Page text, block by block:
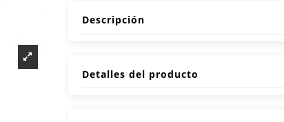
Descripción
Detalles del producto